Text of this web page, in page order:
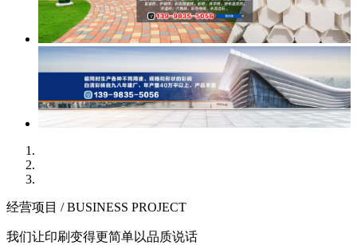
经营项目 / BUSINESS PROJECT
我们让印刷变得更简单以品质说话